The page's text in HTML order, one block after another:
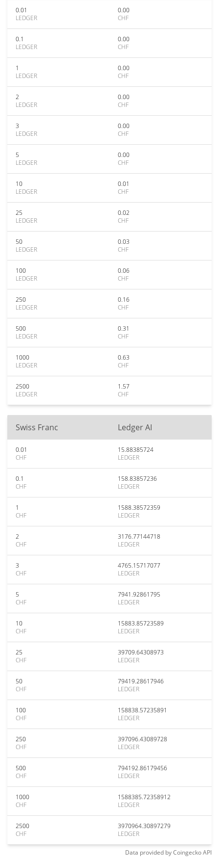
0.01
LEDGER
0.00
CHF
0.1
LEDGER
0.00
CHF
1
LEDGER
0.00
CHF
2
LEDGER
0.00
CHF
3
LEDGER
0.00
CHF
5
LEDGER
0.00
CHF
10
LEDGER
0.01
CHF
25
LEDGER
0.02
CHF
50
LEDGER
0.03
CHF
100
LEDGER
0.06
CHF
250
LEDGER
0.16
CHF
500
LEDGER
0.31
CHF
1000
LEDGER
0.63
CHF
2500
LEDGER
1.57
CHF
Swiss Franc Ledger AI
0.01
CHF
15.88385724
LEDGER
0.1
CHF
158.83857236
LEDGER
1
CHF
1588.38572359
LEDGER
2
CHF
3176.77144718
LEDGER
3
CHF
4765.15717077
LEDGER
5
CHF
7941.92861795
LEDGER
10
CHF
15883.85723589
LEDGER
25
CHF
39709.64308973
LEDGER
50
CHF
79419.28617946
LEDGER
100
CHF
158838.57235891
LEDGER
250
CHF
397096.43089728
LEDGER
500
CHF
794192.86179456
LEDGER
1000
CHF
1588385.72358912
LEDGER
2500
CHF
3970964.30897279
LEDGER
Data provided byCoingeckoAPI